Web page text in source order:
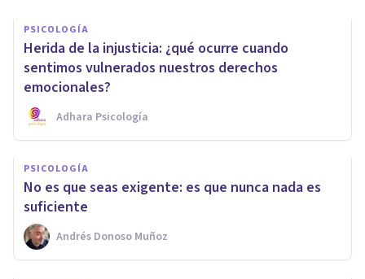
PSICOLOGÍA
Herida de la injusticia: ¿qué ocurre cuando
sentimos vulnerados nuestros derechos
emocionales?
Adhara Psicología
PSICOLOGÍA
No es que seas exigente: es que nunca nada es
suficiente
Andrés Donoso Muñoz